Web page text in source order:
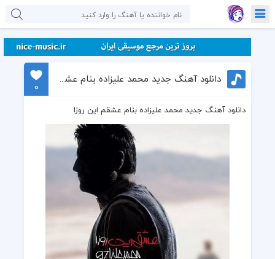
دانلود آهنگ جدید محمد علیزاده بنام عشقم این روزا
0
دانلود آهنگ جدید محمد علیزاده بنام عشقم این روزا